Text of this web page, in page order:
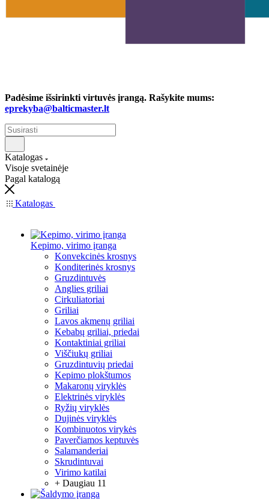
Padėsime išsirinkti virtuvės įrangą. Rašykite mums:
eprekyba@balticmaster.lt
Katalogas
Visoje svetainėje
Pagal katalogą
Katalogas
Kepimo, virimo įranga
Konvekcinės krosnys
Konditerinės krosnys
Gruzdintuvės
Anglies griliai
Cirkuliatoriai
Griliai
Lavos akmenų griliai
Kebabų griliai, priedai
Kontaktiniai griliai
Viščiukų griliai
Gruzdintuvių priedai
Kepimo plokštumos
Makaronų viryklės
Elektrinės viryklės
Ryžių viryklės
Dujinės viryklės
Kombinuotos virykės
Paverčiamos keptuvės
Salamanderiai
Skrudintuvai
Virimo katilai
+ Daugiau 11